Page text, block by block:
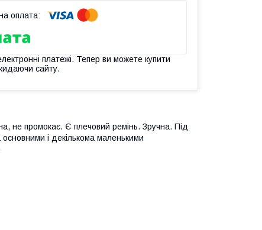
платежі. Тепер ви можете купити
сайту.
не промокає. Є плечовий ремінь. Зручна. Під
і декількома маленькими